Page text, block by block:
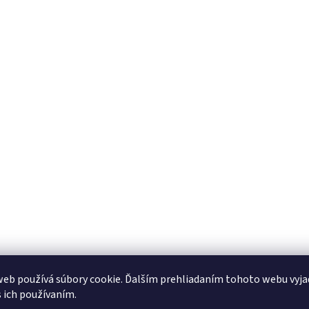
používá súbory cookie. Ďalším prehliadaním tohoto webu
ich používaním.